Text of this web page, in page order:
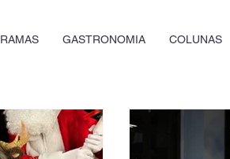
GASTRONOMIA COLUNAS